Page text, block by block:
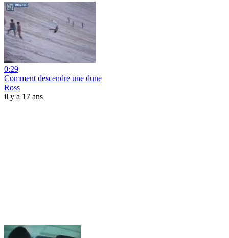
0:29
Comment descendre une dune
Ross
il y a 17 ans